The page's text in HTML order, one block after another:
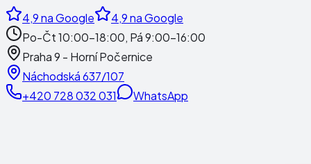
4,9na Google 4,9na Google
Po-Čt 10:00-18:00, Pá 9:00-16:00
Praha 9 - Horní Počernice
Náchodská 637/107
+420 728 032 031
WhatsApp